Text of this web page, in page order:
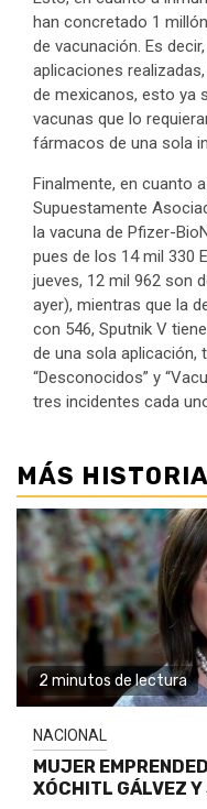
han concretado 1
de vacunación. Es
aplicaciones
de mexicanos, esto ya
vacunas que lo
fármacos de una sola
Finalmente, en cuanto
Supuestamente
la vacuna de Pfizer-
pues de los 14 mil 330
jueves, 12 mil 962 son
ayer), mientras que la
con 546, Sputnik V
de una sola aplicación,
“Desconocidos” y
tres incidentes cada
MÁS
2 minutos de lectura
NACIONAL
MUJER
XÓCHITL GÁLVEZ Y